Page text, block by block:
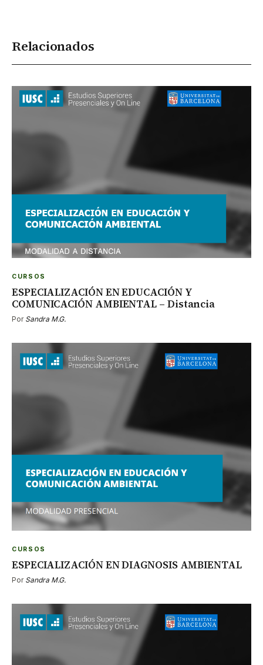
Relacionados
CURSOS
ESPECIALIZACIÓN EN EDUCACIÓN Y
COMUNICACIÓN AMBIENTAL – Distancia
Por Sandra M.G.
CURSOS
ESPECIALIZACIÓN EN DIAGNOSIS AMBIENTAL
Por Sandra M.G.